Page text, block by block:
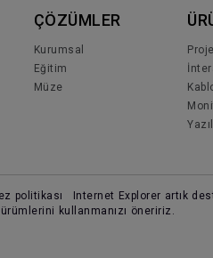
ÇÖZÜMLER
Kurumsal
Eğitim
Müze
politikası
Internet Explorer artık
kullanmanızı öneririz.